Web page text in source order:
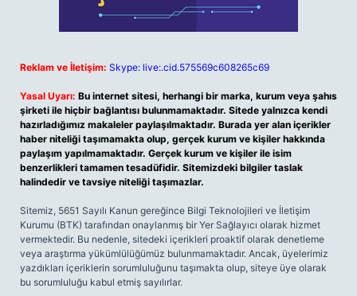
Reklam ve İletişim: Skype: live:.cid.575569c608265c69
Yasal Uyarı: Bu internet sitesi, herhangi bir marka, kurum veya şahıs
şirketi ile hiçbir bağlantısı bulunmamaktadır. Sitede yalnızca kendi
hazırladığımız makaleler paylaşılmaktadır. Burada yer alan içerikler
haber niteliği taşımamakta olup, gerçek kurum ve kişiler hakkında
paylaşım yapılmamaktadır. Gerçek kurum ve kişiler ile isim
benzerlikleri tamamen tesadüfidir. Sitemizdeki bilgiler taslak
halindedir ve tavsiye niteliği taşımazlar.
Sitemiz, 5651 Sayılı Kanun gereğince Bilgi Teknolojileri ve İletişim
Kurumu (BTK) tarafından onaylanmış bir Yer Sağlayıcı olarak hizmet
vermektedir. Bu nedenle, sitedeki içerikleri proaktif olarak denetleme
veya araştırma yükümlülüğümüz bulunmamaktadır. Ancak, üyelerimiz
yazdıkları içeriklerin sorumluluğunu taşımakta olup, siteye üye olarak
bu sorumluluğu kabul etmiş sayılırlar.